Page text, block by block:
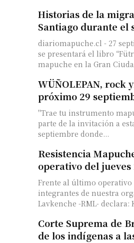
Historias de la
Santiago durante el
diariomapuche.cl - 27 septiembre 2023 Este
se presentará el libro
mapuche en la Gran
WÜÑOLEPAN, rock
próximo 29
"Trae tu instrumento
parte de la invitación a
septiembre donde...
Resistencia
operativo del jueves
Frente al último operativo
integrantes de nuestra
Corte Suprema de
de los indígenas a